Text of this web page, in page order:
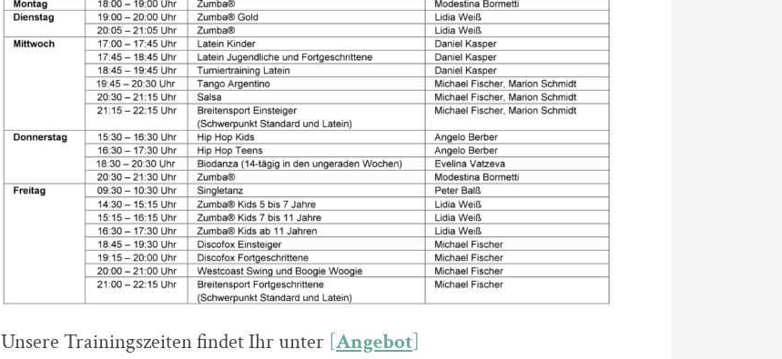
Unsere Trainingszeiten findet Ihr unter [Angebot]